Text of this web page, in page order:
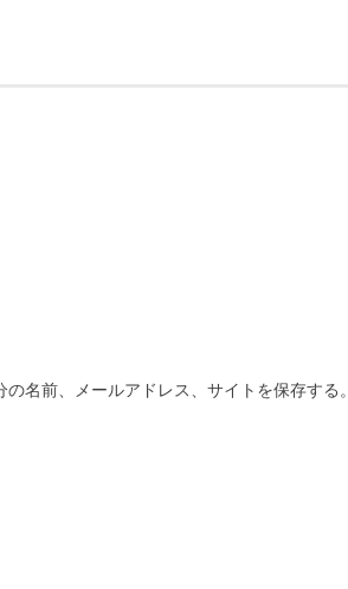
名前、メールアドレス、サイトを保存する。